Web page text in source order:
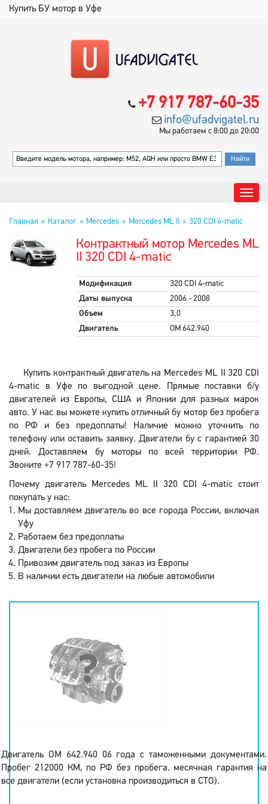
Купить БУ мотор в Уфе
+7 917 787-60-35
info@ufadvigatel.ru
Мы работаем с 8:00 до 20:00
Главная Каталог Mercedes Mercedes ML II 320 CDI 4-matic
Контрактный мотор Mercedes ML
II 320 CDI 4-matic
Модификация
320 CDI 4-matic
Даты выпуска
2006 - 2008
Объем
3,0
Двигатель
OM 642.940
Купить контрактный двигатель на Mercedes ML II 320 CDI
4-matic в Уфе по выгодной цене. Прямые поставки б/у
двигателей из Европы, США и Японии для разных марок
авто. У нас вы можете купить отличный бу мотор без пробега
по РФ и без предоплаты! Наличие можно уточнить по
телефону или оставить заявку. Двигатели бу с гарантией 30
дней. Доставляем бу моторы по всей территории РФ.
Звоните +7 917 787-60-35!
Почему двигатель Mercedes ML II 320 CDI 4-matic стоит
покупать у нас:
Мы доставляем двигатель во все города России, включая
Уфу
Работаем без предоплаты
Двигатели без пробега по России
Привозим двигатель под заказ из Европы
В наличии есть двигатели на любые автомобили
Двигатель OM 642.940 06 года с таможенными документами.
Пробег 212000 КМ, по РФ без пробега. месячная гарантия на
все двигатели (если установка производиться в СТО).